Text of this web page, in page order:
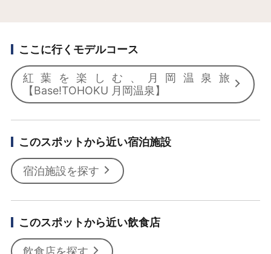
ここに行くモデルコース
紅葉を楽しむ、月岡温泉旅
【Base!TOHOKU 月岡温泉】
このスポットから近い宿泊施設
宿泊施設を探す
このスポットから近い飲食店
飲食店を探す